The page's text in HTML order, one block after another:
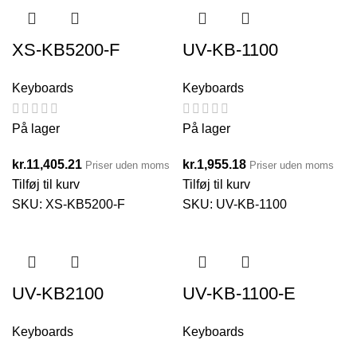
XS-KB5200-F
Keyboards
På lager
kr.11,405.21 Priser uden moms
Tilføj til kurv
SKU: XS-KB5200-F
UV-KB-1100
Keyboards
På lager
kr.1,955.18 Priser uden moms
Tilføj til kurv
SKU: UV-KB-1100
UV-KB2100
Keyboards
UV-KB-1100-E
Keyboards